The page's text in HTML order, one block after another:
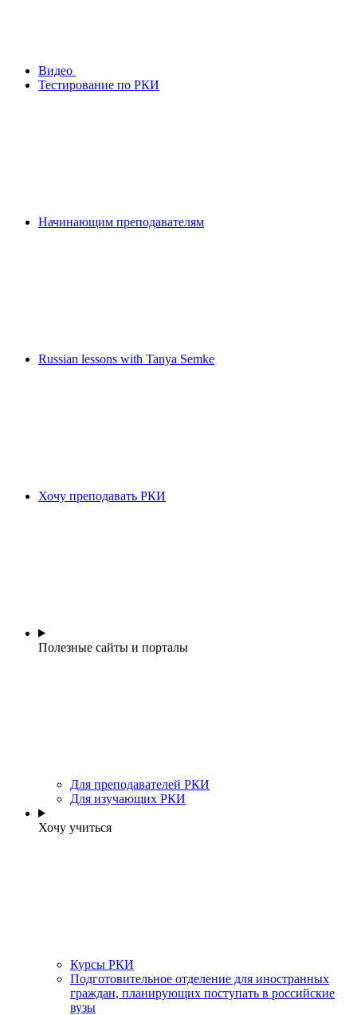
Видео
Тестирование по РКИ
Начинающим преподавателям
Russian lessons with Tanya Semke
Хочу преподавать РКИ
Полезные сайты и порталы
Для преподавателей РКИ
Для изучающих РКИ
Хочу учиться
Курсы РКИ
Подготовительное отделение для иностранных
граждан, планирующих поступать в российские
вузы